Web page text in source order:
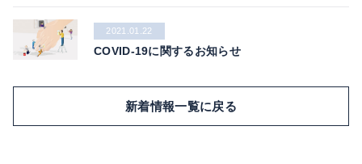
2021.01.22
COVID-19に関するお知らせ
新着情報一覧に戻る